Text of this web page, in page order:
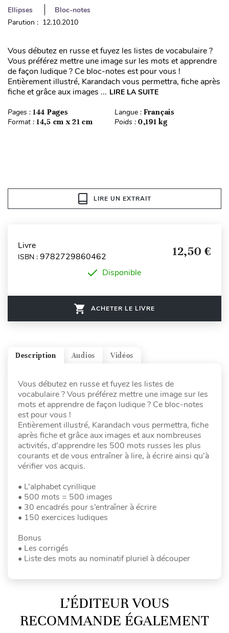
Ellipses
Bloc-notes
Parution : 12.10.2010
Vous débutez en russe et fuyez les listes de vocabulaire ?
Vous préférez mettre une image sur les mots et apprendre
de façon ludique ? Ce bloc-notes est pour vous !
Entièrement illustré, Karandach vous permettra, fiche après
fiche et grâce aux images ... LIRE LA SUITE
Pages : 144 Pages Langue : Français
Format : 14,5 cm x 21 cm Poids : 0,191 kg
LIRE UN EXTRAIT
Livre
ISBN : 9782729860462 12,50 €
Disponible
ACHETER LE LIVRE
Vidéos
Audios
Description
Vous débutez en russe et fuyez les listes de
vocabulaire ? Vous préférez mettre une image sur les
mots et apprendre de façon ludique ? Ce bloc-notes
est pour vous !
Entièrement illustré, Karandach vous permettra, fiche
après fiche et grâce aux images et aux nombreuses
activités, d’apprendre les 500 mots russes les plus
courants et de vous entraîner à lire, à écrire ainsi qu’à
vérifier vos acquis.
• L’alphabet cyrillique
• 500 mots = 500 images
• 30 encadrés pour s’entraîner à écrire
• 150 exercices ludiques
Bonus
• Les corrigés
• Liste des mots au nominatif pluriel à découper
L’ÉDITEUR VOUS
RECOMMANDE ÉGALEMENT